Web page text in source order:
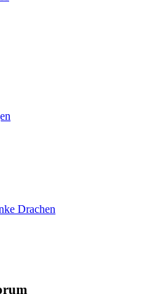
Drachen